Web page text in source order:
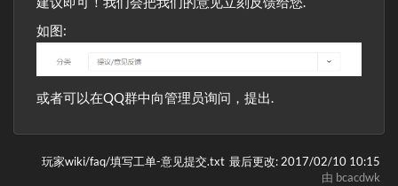
如图:
或者可以在QQ群中向管理员询问，提出.
玩家wiki/faq/填写工单-意见提交.txt 最后更改:2017/02/10 10:15
由 bcacdwk